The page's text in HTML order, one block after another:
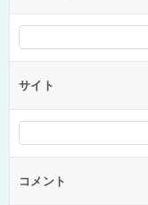
サイト
コメント